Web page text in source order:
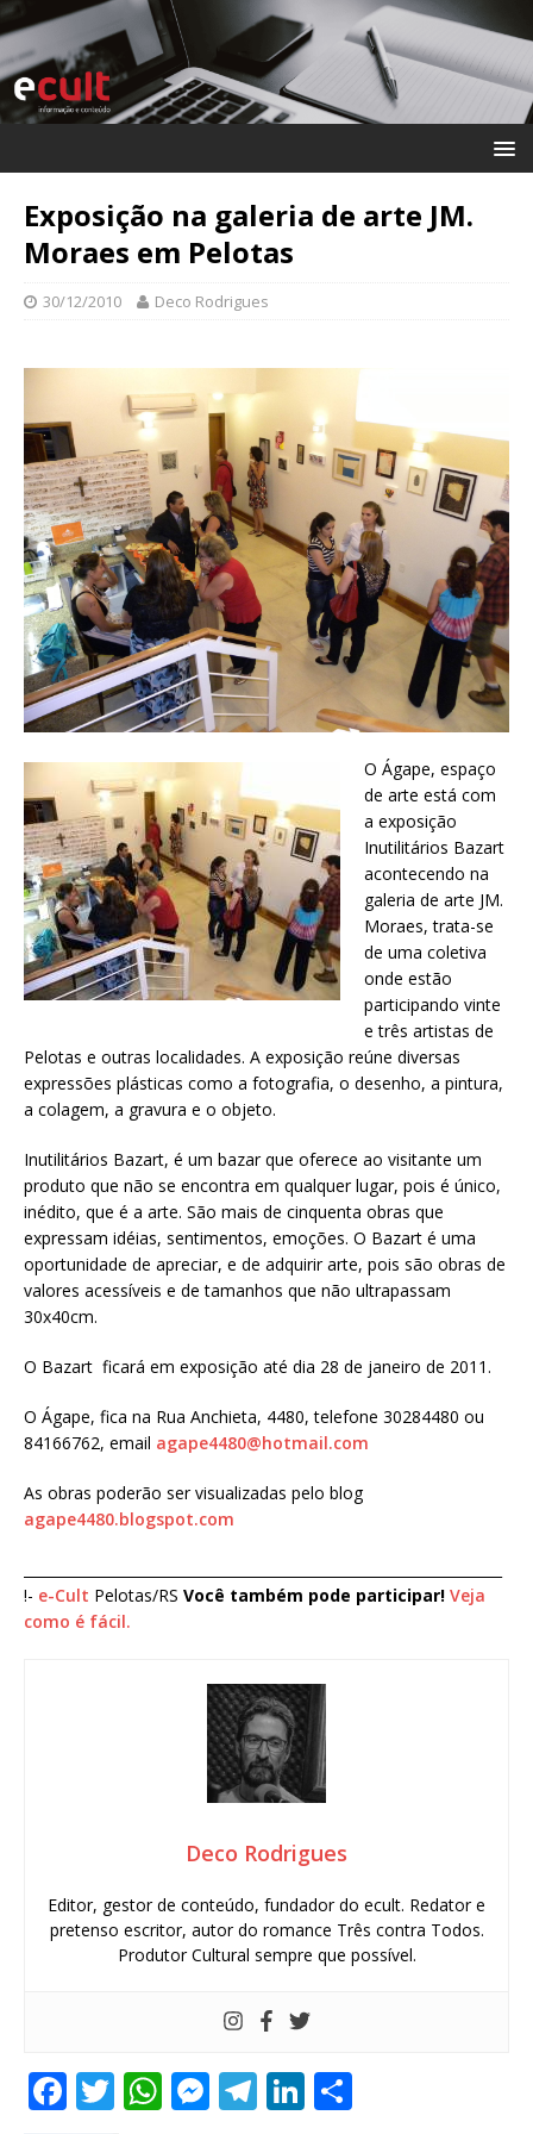
Exposição na galeria de arte JM.
Moraes em Pelotas
30/12/2010 Deco Rodrigues
O Ágape, espaço
de arte está com
a exposição
Inutilitários Bazart
acontecendo na
galeria de arte JM.
Moraes, trata-se
de uma coletiva
onde estão
participando vinte
e três artistas de
Pelotas e outras localidades. A exposição reúne diversas
expressões plásticas como a fotografia, o desenho, a pintura,
a colagem, a gravura e o objeto.
Inutilitários Bazart, é um bazar que oferece ao visitante um
produto que não se encontra em qualquer lugar, pois é único,
inédito, que é a arte. São mais de cinquenta obras que
expressam idéias, sentimentos, emoções. O Bazart é uma
oportunidade de apreciar, e de adquirir arte, pois são obras de
valores acessíveis e de tamanhos que não ultrapassam
30x40cm.
O Bazart ficará em exposição até dia 28 de janeiro de 2011.
O Ágape, fica na Rua Anchieta, 4480, telefone 30284480 ou
84166762, email agape4480@hotmail.com
As obras poderão ser visualizadas pelo blog
agape4480.blogspot.com
!- e-Cult Pelotas/RS Você também pode participar! Veja
como é fácil.
Deco Rodrigues
Editor, gestor de conteúdo, fundador do ecult. Redator e
pretenso escritor, autor do romance Três contra Todos.
Produtor Cultural sempre que possível.
F T W M T Li